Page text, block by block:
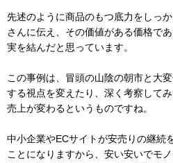
先述のように商品のもつ底力をしっ
さんに伝え、その価値がある価格で
実を結んだと思っています。
この事例は、冒頭の山陰の朝市と大
する視点を変えたり、深く考察して
売上が変わるというものですね。
中小企業やECサイトが安売りの継続
ことになりますから、安い安いでモ